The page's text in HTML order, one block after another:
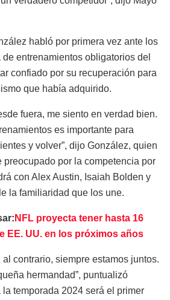
habló por primera vez ante los
entrenamientos obligatorios del
confiado por su recuperación para
que había adquirido.
fuera, me siento en verdad bien.
es importante para
y volver”, dijo González, quien
preocupado por la competencia por
con Alex Austin, Isaiah Bolden y
la familiaridad que los une.
NFL proyecta tener hasta 16
EE. UU. en los próximos años
al contrario, siempre estamos juntos.
hermandad”, puntualizó
temporada 2024 será el primer